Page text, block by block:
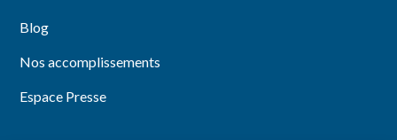
Blog
Nos accomplissements
Espace Presse